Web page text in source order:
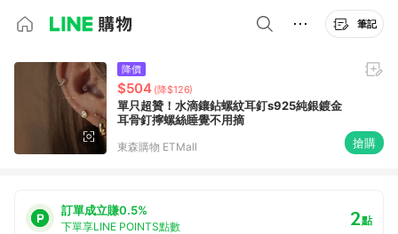
筆記
降價
$504 (降$126)
單只超贊！水滴鑲鉆螺紋耳釘s925純銀鍍金
耳骨釘擰螺絲睡覺不用摘
東森購物 ETMall 搶購
訂單成立賺0.5%
下單享LINE POINTS點數 2點